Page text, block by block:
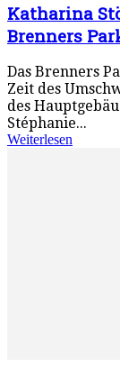
Katharina
Brenners
Das Brenners
Zeit des
des
Stéphanie...
Weiterlesen